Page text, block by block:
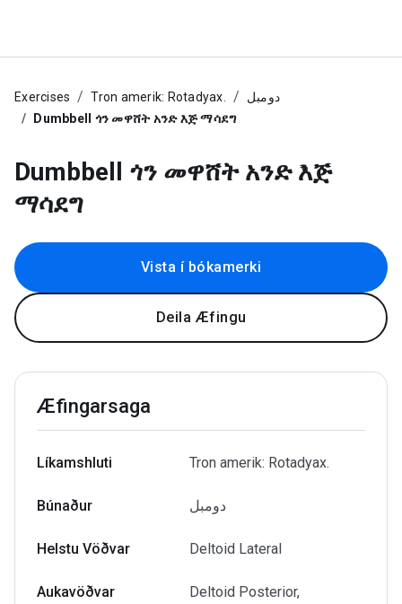
Exercises Tron amerik: Rotadyax.
دومبل
Dumbbell ጎን መዋሸት አንድ እጅ ማሳደግ
Dumbbell ጎን መዋሸት አንድ እጅ
ማሳደግ
Vista í bókamerki
Deila Æfingu
Æfingarsaga
Líkamshluti Tron amerik: Rotadyax.
Búnaður دومبل
Helstu Vöðvar Deltoid Lateral
Aukavöðvar
Deltoid Posterior,